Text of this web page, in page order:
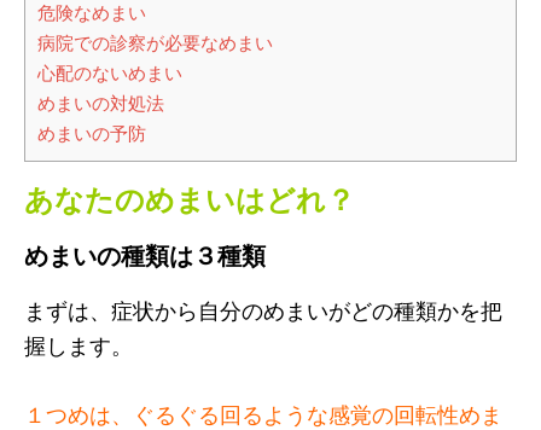
危険なめまい
病院での診察が必要なめまい
心配のないめまい
めまいの対処法
めまいの予防
あなたのめまいはどれ？
めまいの種類は３種類
まずは、症状から自分のめまいがどの種類かを把
握します。
１つめは、ぐるぐる回るような感覚の回転性めま